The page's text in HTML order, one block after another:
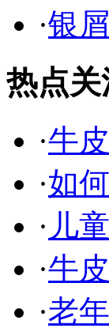
·银
热点关
·牛
·如
· 儿
·牛
·老